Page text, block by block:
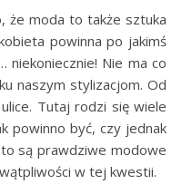
że moda to także sztuka
powinna po jakimś
Nie ma co
naszym stylizacjom. Od
Tutaj rodzi się wiele
powinno być, czy jednak
są prawdziwe modowe
w tej kwestii.